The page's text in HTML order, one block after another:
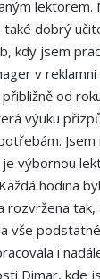
lektorem.
dobrý
kdy jsem
v
od
výuku
Jsem
výbornou
hodina
rozvržena tak,
vše
i
Dimar, kde